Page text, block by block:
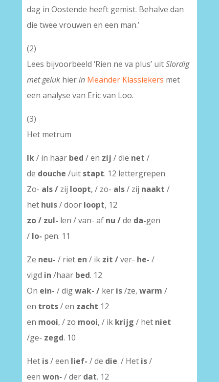
dag in Oostende heeft gemist. Behalve dan
die twee vrouwen en een man.’
(2)
Lees bijvoorbeeld ‘Rien ne va plus’ uitSlordig
met geluk hierin Meander Klassiekers met
een analyse van Eric van Loo.
(3)
Het metrum
Ik/ in haar bed / en zij / die net /
de douche /uit stapt. 12 lettergrepen
Zo- als /zij loopt, / zo- als/ zij naakt /
het huis/ door loopt, 12
zo / zul- len / van- af nu /de da-gen
/ lo- pen. 11
Ze neu- / riet en / ik zit /ver- he- /
vigd in /haar bed. 12
On ein- / digwak- /ker is/ze, warm /
en trots/ en zacht 12
en mooi, / zo mooi, / ik krijg / het niet
/ge- zegd. 10
Het is/ een lief- / de die. / Het is/
een won- / der dat. 12